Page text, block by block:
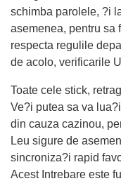
schimba parolele, ?i
asemenea, pentru sa
respecta regulile
de acolo, verificarile
Toate cele stick,
Ve?i putea sa va
din cauza cazinou,
Leu sigure de
sincroniza?i rapid
Acest Intrebare este